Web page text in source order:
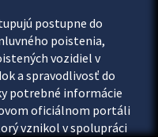
postupne do
poistenia,
vozidiel v
a spravodlivosť do
potrebné informácie
oficiálnom portáli
vznikol v spolupráci